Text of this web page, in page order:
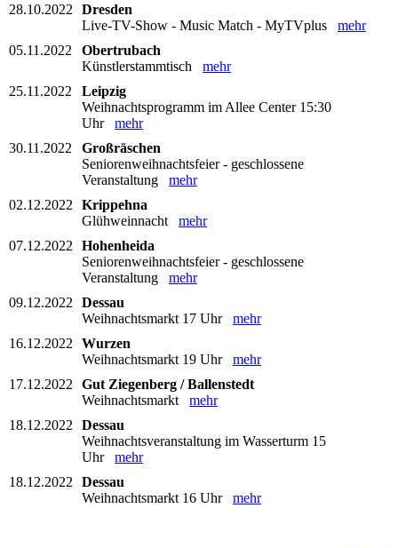
28.10.2022
Dresden
Live-TV-Show - Music Match - MyTVplus mehr
05.11.2022
Obertrubach
Künstlerstammtisch mehr
25.11.2022
Leipzig
Weihnachtsprogramm im Allee Center 15:30
Uhr mehr
30.11.2022
Großräschen
Seniorenweihnachtsfeier - geschlossene
Veranstaltung mehr
02.12.2022
Krippehna
Glühweinnacht mehr
07.12.2022
Hohenheida
Seniorenweihnachtsfeier - geschlossene
Veranstaltung mehr
09.12.2022
Dessau
Weihnachtsmarkt 17 Uhr mehr
16.12.2022
Wurzen
Weihnachtsmarkt 19 Uhr mehr
17.12.2022
Gut Ziegenberg / Ballenstedt
Weihnachtsmarkt mehr
18.12.2022
Dessau
Weihnachtsveranstaltung im Wasserturm 15
Uhr mehr
18.12.2022
Dessau
Weihnachtsmarkt 16 Uhr mehr